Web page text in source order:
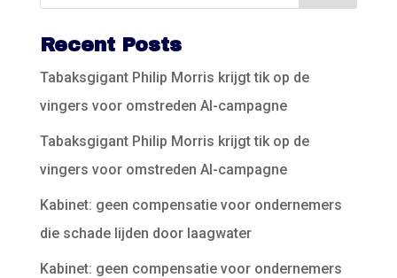
Recent Posts
Tabaksgigant Philip Morris krijgt tik op de
vingers voor omstreden AI-campagne
Tabaksgigant Philip Morris krijgt tik op de
vingers voor omstreden AI-campagne
Kabinet: geen compensatie voor ondernemers
die schade lijden door laagwater
Kabinet: geen compensatie voor ondernemers